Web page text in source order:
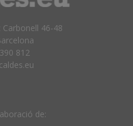
Carbonell 46-48
812
de: